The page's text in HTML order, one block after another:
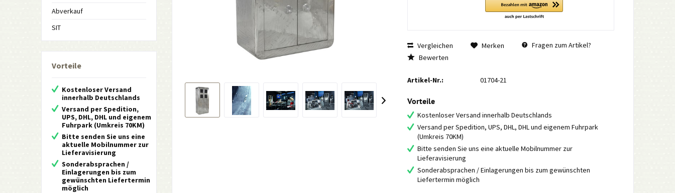
Abverkauf
SIT
Vorteile
Kostenloser Versand
innerhalb Deutschlands
Versand per Spedition,
UPS, DHL, DHL und eigenem
Fuhrpark (Umkreis 70KM)
Bitte senden Sie uns eine
aktuelle Mobilnummer zur
Lieferavisierung
Sonderabsprachen /
Einlagerungen bis zum
gewünschten Liefertermin
möglich
Vergleichen Merken
Fragen zum Artikel?
Bewerten
Artikel-Nr.: 01704-21
Vorteile
Kostenloser Versand innerhalb Deutschlands
Versand per Spedition, UPS, DHL, DHL und eigenem Fuhrpark
(Umkreis 70KM)
Bitte senden Sie uns eine aktuelle Mobilnummer zur
Lieferavisierung
Sonderabsprachen / Einlagerungen bis zum gewünschten
Liefertermin möglich